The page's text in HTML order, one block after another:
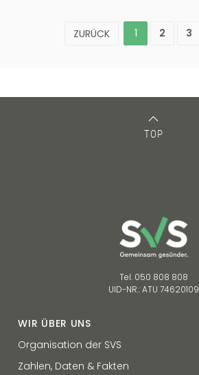
1 2 3
TOP
Tel. 050 808 808
UID-NR.: ATU 74620109
WIR ÜBER UNS
Organisation der SVS
Zahlen, Daten & Fakten